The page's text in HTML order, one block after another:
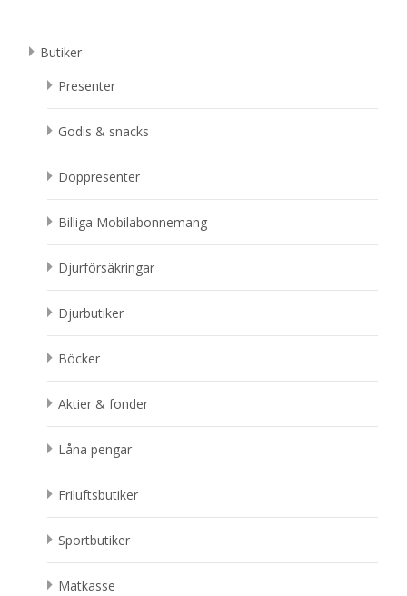
Butiker
Presenter
Godis & snacks
Doppresenter
Billiga Mobilabonnemang
Djurförsäkringar
Djurbutiker
Böcker
Aktier & fonder
Låna pengar
Friluftsbutiker
Sportbutiker
Matkasse